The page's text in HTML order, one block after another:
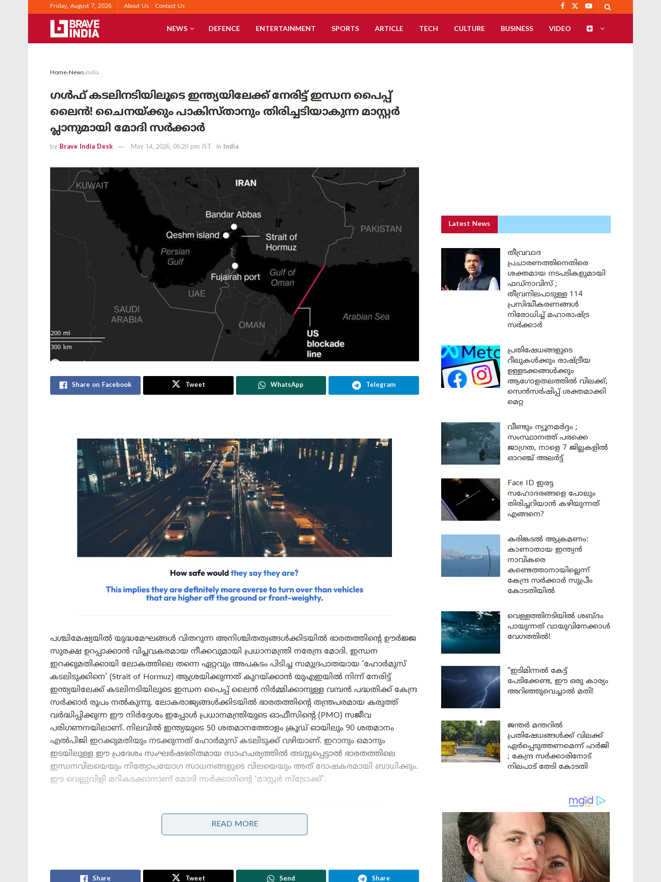
Friday, August 7, 2026 About Us Contact Us
NEWS DEFENCE ENTERTAINMENT SPORTS ARTICLE TECH CULTURE BUSINESS VIDEO
Home News India
ഗൾഫ് കടലിനടിയിലൂടെ ഇന്ത്യയിലേക്ക് നേരിട്ട് ഇന്ധന പൈപ്പ്
ലൈൻ! ചൈനയ്ക്കും പാകിസ്താനും തിരിച്ചടിയാകുന്ന മാസ്റ്റർ
പ്ലാനുമായി മോദി സർക്കാർ
by Brave India Desk May 14, 2026, 06:20 pm IST in India
Share on Facebook Tweet WhatsApp Telegram
പശ്ചിമേഷ്യയിൽ യുദ്ധമേഘങ്ങൾ വിതറുന്ന അനിശ്ചിതത്വങ്ങൾക്കിടയിൽ ഭാരതത്തിന്റെ ഊർജ്ജ
സുരക്ഷ ഉറപ്പാക്കാൻ വിപ്ലവകരമായ നീക്കവുമായി പ്രധാനമന്ത്രി നരേന്ദ്ര മോദി. ഇന്ധന
ഇറക്കുമതിക്കായി ലോകത്തിലെ തന്നെ ഏറ്റവും അപകടം പിടിച്ച സമുദ്രപാതയായ ‘ഹോർമുസ്
കടലിടുക്കിനെ’ (Strait of Hormuz) ആശ്രയിക്കുന്നത് കുറയ്ക്കാൻ യുഎഇയിൽ നിന്ന് നേരിട്ട്
ഇന്ത്യയിലേക്ക് കടലിനടിയിലൂടെ ഇന്ധന പൈപ്പ് ലൈൻ നിർമ്മിക്കാനുള്ള വമ്പൻ പദ്ധതിക്ക് കേന്ദ്ര
സർക്കാർ രൂപം നൽകുന്നു. ലോകരാജ്യങ്ങൾക്കിടയിൽ ഭാരതത്തിന്റെ തന്ത്രപരമായ കരുത്ത്
വർദ്ധിപ്പിക്കുന്ന ഈ നിർദ്ദേശം ഇപ്പോൾ പ്രധാനമന്ത്രിയുടെ ഓഫീസിന്റെ (PMO) സജീവ
പരിഗണനയിലാണ്. നിലവിൽ ഇന്ത്യയുടെ 50 ശതമാനത്തോളം ക്രൂഡ് ഓയിലും 90 ശതമാനം
എൽപിജി ഇറക്കുമതിയും നടക്കുന്നത് ഹോർമുസ് കടലിടുക്ക് വഴിയാണ്. ഇറാനും ഒമാനും
ഇടയിലുള്ള ഈ പ്രദേശം സംഘർഷഭരിതമായ സാഹചര്യത്തിൽ തടസ്സപ്പെട്ടാൽ ഭാരതത്തിലെ
ഇന്ധനവിലയെയും നിത്യോപയോഗ സാധനങ്ങളുടെ വിലയെയും അത് ദോഷകരമായി ബാധിക്കും.
ഈ വെല്ലുവിളി മറികടക്കാനാണ് മോദി സർക്കാരിന്റെ ‘മാസ്റ്റർ സ്ട്രോക്ക്’.
തീവ്രവാദ പ്രചാരണത്തിനെതിരെ
പദ്ധതിയിലൂടെ കടലിനടിയിലൂടെയുള്ള ആഴക്കടൽ
പൈപ്പ് ലൈൻ വഴി ഗ്യാസും ഓയിലും നേരിട്ട്
കാരണം ചരക്കുനീക്കത്തിനുള്ള ഇൻഷുറൻസ്
READ MORE
Share Tweet Send Share
Latest News
തീവ്രവാദ
പ്രചാരണത്തിനെതിരെ
ശക്തമായ നടപടികളുമായി
ഫഡ്നാവിസ് ;
തീവ്രനിലപാടുള്ള 114
പ്രസിദ്ധീകരണങ്ങൾ
നിരോധിച്ച് മഹാരാഷ്ട്ര
സർക്കാർ
പ്രതിഷേധങ്ങളുടെ
റീലുകൾക്കും രാഷ്ട്രീയ
ഉള്ളടക്കങ്ങൾക്കും
ആഗോളതലത്തിൽ വിലക്ക്;
സെൻസർഷിപ്പ് ശക്തമാക്കി
മെറ്റ
വീണ്ടും ന്യൂനമർദ്ദം ;
സംസ്ഥാനത്ത് പരക്കെ
ജാഗ്രത, നാളെ 7 ജില്ലകളിൽ
ഓറഞ്ച് അലർട്ട്
Face ID ഇരട്ട
സഹോദരങ്ങളെ പോലും
തിരിച്ചറിയാൻ കഴിയുന്നത്
എങ്ങനെ?
കരിങ്കടൽ ആക്രമണം:
കാണാതായ ഇന്ത്യൻ
നാവികരെ
കണ്ടെത്താനായില്ലെന്ന്
കേന്ദ്ര സർക്കാർ സുപ്രീം
കോടതിയിൽ
വെള്ളത്തിനടിയിൽ ശബ്ദം
പായുന്നത് വായുവിനേക്കാൾ
വേഗത്തിൽ!
“ഇടിമിന്നൽ കേട്ട്
പേടിക്കേണ്ട, ഈ ഒരു കാര്യം
അറിഞ്ഞുവെച്ചാൽ മതി!
ജന്തർ മന്തറിൽ
പ്രതിഷേധങ്ങൾക്ക് വിലക്ക്
ഏർപ്പെടുത്തണമെന്ന് ഹർജി
; കേന്ദ്ര സർക്കാരിനോട്
നിലപാട് തേടി കോടതി